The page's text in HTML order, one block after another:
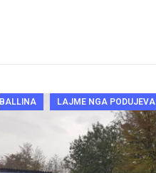
BALLINA LAJME NGA PODUJEVA